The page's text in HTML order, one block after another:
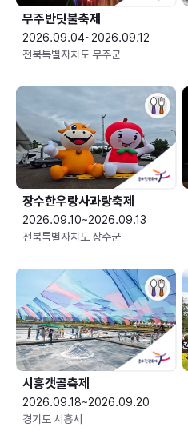
무주반딧불축제
2026.09.04~2026.09.12
전북특별자치도 무주군
장수한우랑사과랑축제
2026.09.10~2026.09.13
전북특별자치도 장수군
시흥갯골축제
2026.09.18~2026.09.20
경기도 시흥시